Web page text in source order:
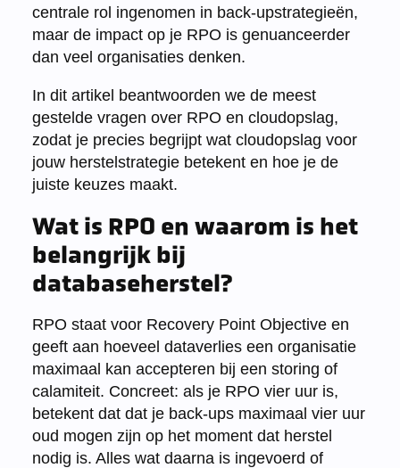
centrale rol ingenomen in back-upstrategieën,
maar de impact op je RPO is genuanceerder
dan veel organisaties denken.
In dit artikel beantwoorden we de meest
gestelde vragen over RPO en cloudopslag,
zodat je precies begrijpt wat cloudopslag voor
jouw herstelstrategie betekent en hoe je de
juiste keuzes maakt.
Wat is RPO en waarom is het
belangrijk bij
databaseherstel?
RPO staat voor Recovery Point Objective en
geeft aan hoeveel dataverlies een organisatie
maximaal kan accepteren bij een storing of
calamiteit. Concreet: als je RPO vier uur is,
betekent dat dat je back-ups maximaal vier uur
oud mogen zijn op het moment dat herstel
nodig is. Alles wat daarna is ingevoerd of